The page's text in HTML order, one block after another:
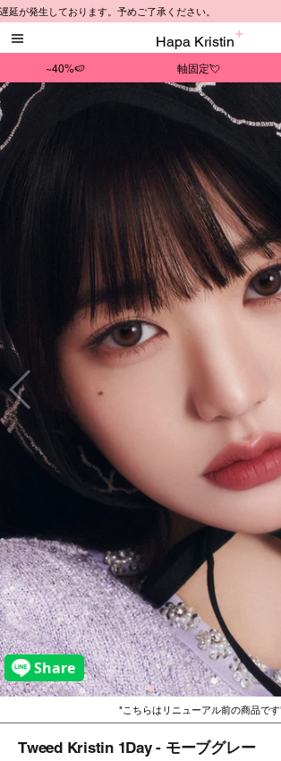
Hapa Kristin
~40%🍉 軸固定💘
ます。予めご了承ください。
こちらはリニューアル前の商品です
Tweed Kristin 1Day - モーブグレー